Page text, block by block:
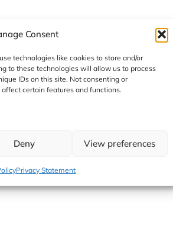
Consent
technologies like cookies to store and/or
to these technologies will allow us to process
IDs on this site. Not consenting or
certain features and functions.
Deny View preferences
Privacy Statement
,Zdrowe kobieta koduje
Przygotowanie: Wszystkie